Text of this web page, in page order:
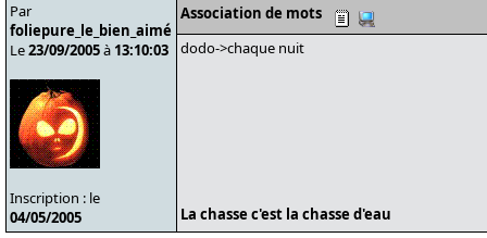
Par
foliepure_le_bien_aimé
Le23/09/2005à 13:10:03
Inscription : le
04/05/2005
Association de mots
dodo->chaque nuit
La chasse c'est la chasse d'eau